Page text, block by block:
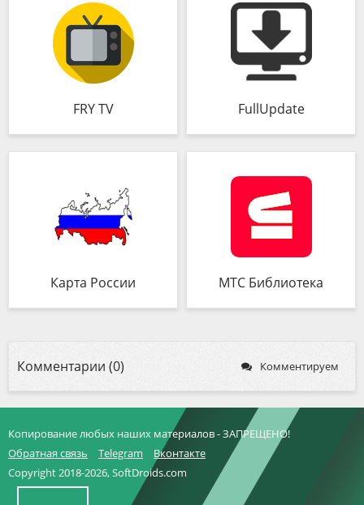
FRY TV FullUpdate
Карта России МТС Библиотека
Комментарии (0) Комментируем
Копирование любых наших материалов - ЗАПРЕЩЕНО!
Обратная связь
Telegram
Вконтакте
Copyright 2018-2026, SoftDroids.com